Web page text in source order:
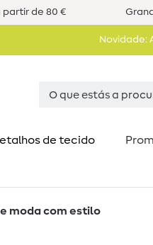
partir de 80 €
Novidade:
de tecido
moda com estilo